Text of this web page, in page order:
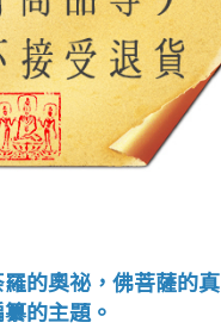
的奧祕，佛菩薩的真
的主題。